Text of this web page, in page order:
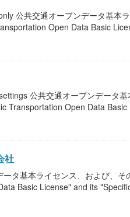
公共交通オープンデータ基本
Open Data Basic
公共交通オープンデータ
Transportation Open Data
社
ータ基本ライセンス、および、
Basic License" and its